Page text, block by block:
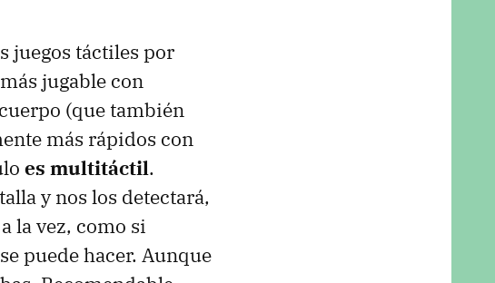
juegos táctiles por
jugable con
(que también
más rápidos con
es multitáctil.
y nos los detectará,
la vez, como si
puede hacer. Aunque